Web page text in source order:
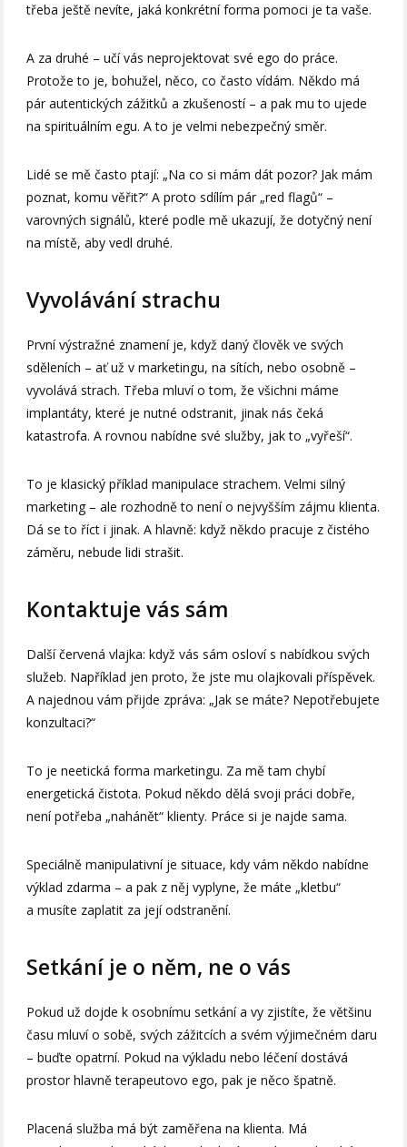
třeba ještě nevíte, jaká konkrétní forma pomoci je ta vaše.
A za druhé – učí vás neprojektovat své ego do práce.
Protože to je, bohužel, něco, co často vídám. Někdo má
pár autentických zážitků a zkušeností – a pak mu to ujede
na spirituálním egu. A to je velmi nebezpečný směr.
Lidé se mě často ptají: „Na co si mám dát pozor? Jak mám
poznat, komu věřit?“ A proto sdílím pár „red flagů“ –
varovných signálů, které podle mě ukazují, že dotyčný není
na místě, aby vedl druhé.
Vyvolávání strachu
První výstražné znamení je, když daný člověk ve svých
sděleních – ať už v marketingu, na sítích, nebo osobně –
vyvolává strach. Třeba mluví o tom, že všichni máme
implantáty, které je nutné odstranit, jinak nás čeká
katastrofa. A rovnou nabídne své služby, jak to „vyřeší“.
To je klasický příklad manipulace strachem. Velmi silný
marketing – ale rozhodně to není o nejvyšším zájmu klienta.
Dá se to říct i jinak. A hlavně: když někdo pracuje z čistého
záměru, nebude lidi strašit.
Kontaktuje vás sám
Další červená vlajka: když vás sám osloví s nabídkou svých
služeb. Například jen proto, že jste mu olajkovali příspěvek.
A najednou vám přijde zpráva: „Jak se máte? Nepotřebujete
konzultaci?“
To je neetická forma marketingu. Za mě tam chybí
energetická čistota. Pokud někdo dělá svoji práci dobře,
není potřeba „nahánět“ klienty. Práce si je najde sama.
Speciálně manipulativní je situace, kdy vám někdo nabídne
výklad zdarma – a pak z něj vyplyne, že máte „kletbu“
a musíte zaplatit za její odstranění.
Setkání je o něm, ne o vás
Pokud už dojde k osobnímu setkání a vy zjistíte, že většinu
času mluví o sobě, svých zážitcích a svém výjimečném daru
– buďte opatrní. Pokud na výkladu nebo léčení dostává
prostor hlavně terapeutovo ego, pak je něco špatně.
Placená služba má být zaměřena na klienta. Má